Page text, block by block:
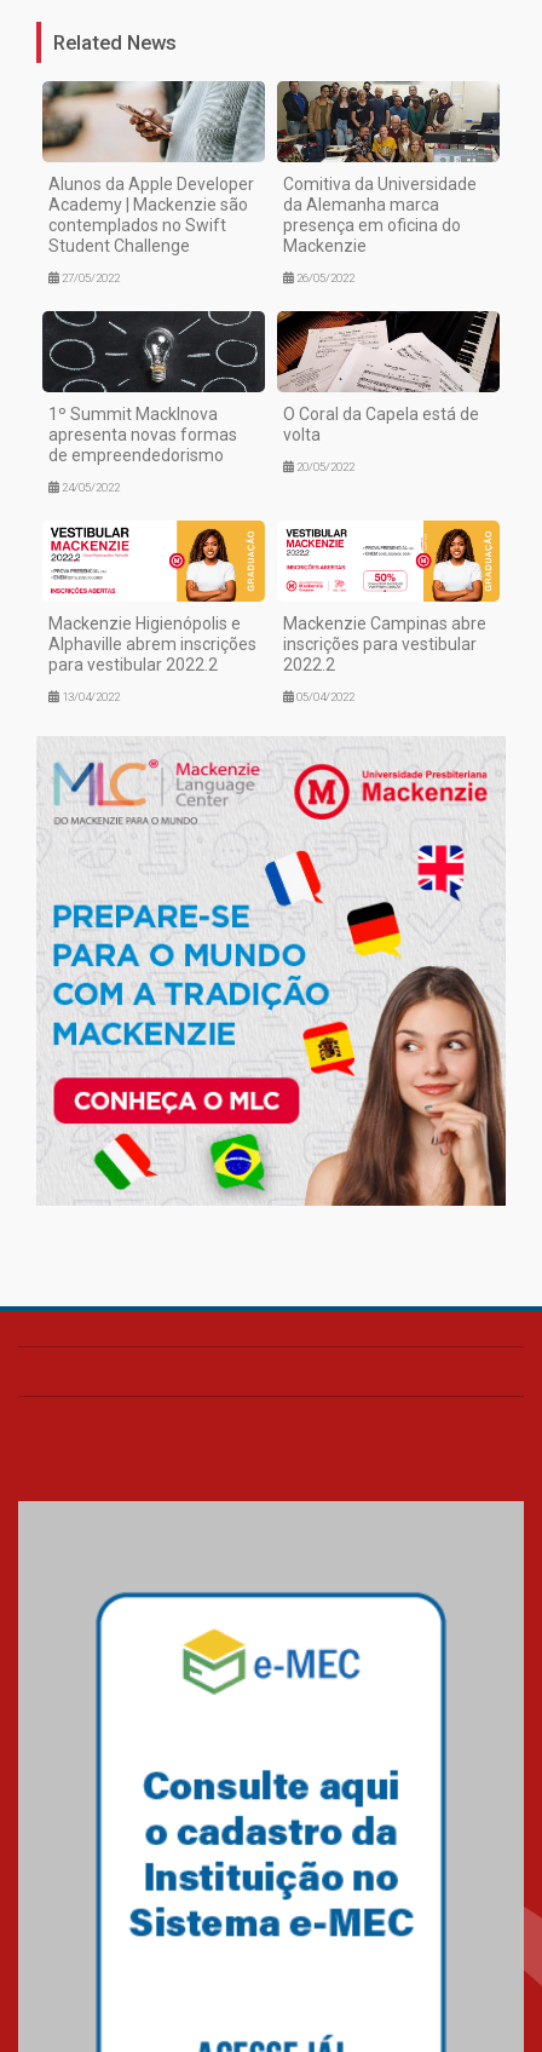
Related News
Alunos da Apple Developer
Academy | Mackenzie são
contemplados no Swift
Student Challenge
27/05/2022
Comitiva da Universidade
da Alemanha marca
presença em oficina do
Mackenzie
26/05/2022
1º Summit MackInova
apresenta novas formas
de empreendedorismo
24/05/2022
O Coral da Capela está de
volta
20/05/2022
Mackenzie Higienópolis e
Alphaville abrem inscrições
para vestibular 2022.2
13/04/2022
Mackenzie Campinas abre
inscrições para vestibular
2022.2
05/04/2022